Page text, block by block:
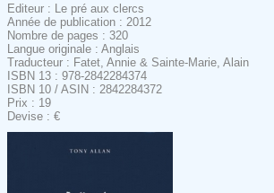
Editeur : Le pré aux clercs
Année de publication : 2012
Nombre de pages : 320
Langue originale : Anglais
Traducteur : Fatet, Annie & Sainte-Marie, Alain
ISBN 13 : 978-2842284374
ISBN 10 / ASIN : 2842284372
Prix : 19
Devise : €